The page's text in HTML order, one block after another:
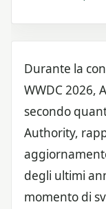
Durante la
WWDC 2026,
secondo
Authority,
degli ultimi
momento di